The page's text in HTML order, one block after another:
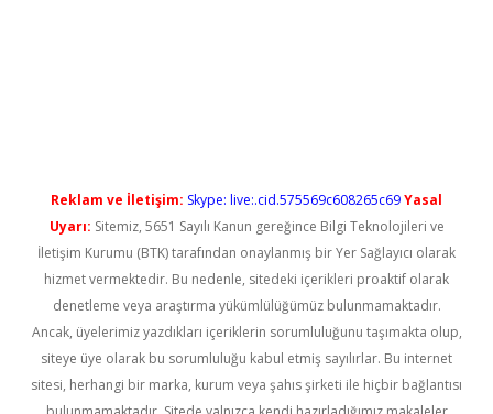
Reklam ve İletişim: Skype: live:.cid.575569c608265c69Yasal
Uyarı: Sitemiz, 5651 Sayılı Kanun gereğince Bilgi Teknolojileri ve
İletişim Kurumu (BTK) tarafından onaylanmış bir Yer Sağlayıcı olarak
hizmet vermektedir. Bu nedenle, sitedeki içerikleri proaktif olarak
denetleme veya araştırma yükümlülüğümüz bulunmamaktadır.
Ancak, üyelerimiz yazdıkları içeriklerin sorumluluğunu taşımakta olup,
siteye üye olarak bu sorumluluğu kabul etmiş sayılırlar. Bu internet
sitesi, herhangi bir marka, kurum veya şahıs şirketi ile hiçbir bağlantısı